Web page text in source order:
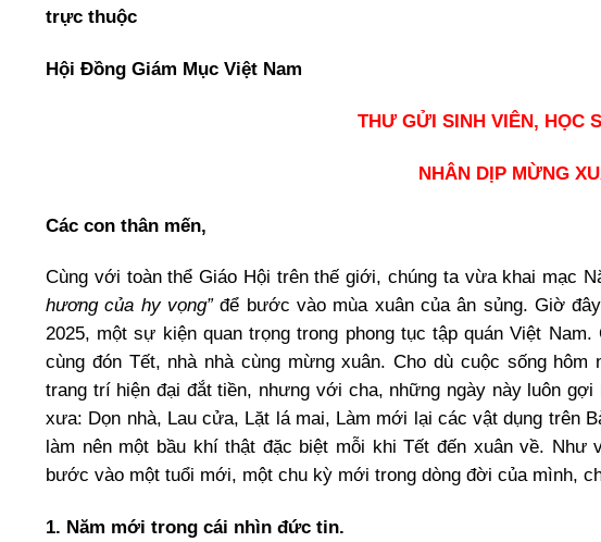
trực thuộc
Hội Đồng Giám Mục Việt Nam
THƯ GỬI SINH VIÊN, HỌC
NHÂN DỊP MỪNG
Các con thân mến,
Cùng với toàn thể Giáo Hội trên thế giới, chúng ta vừa khai mạc
hương của hy vọng”để bước vào mùa xuân của ân sủng. Giờ
2025, một sự kiện quan trọng trong phong tục tập quán Việt
cùng đón Tết, nhà nhà cùng mừng xuân. Cho dù cuộc sống
trang trí hiện đại đắt tiền, nhưng với cha, những ngày này luôn
xưa: Dọn nhà, Lau cửa, Lặt lá mai, Làm mới lại các vật dụng trên
làm nên một bầu khí thật đặc biệt mỗi khi Tết đến xuân về.
bước vào một tuổi mới, một chu kỳ mới trong dòng đời của mình,
1. Năm mới trong cái nhìn đức tin.